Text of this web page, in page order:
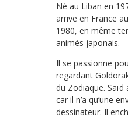
Né au Liban en
arrive en France
1980, en même
animés japonais.
Il se passionne
regardant
du Zodiaque.
car il n’a qu’une
dessinateur. Il